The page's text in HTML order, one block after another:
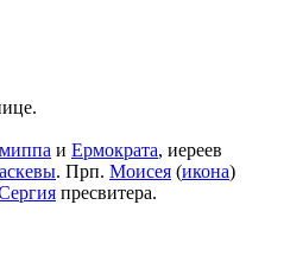
и Ермократа, иереев
. Прп. Моисея (икона)
пресвитера.